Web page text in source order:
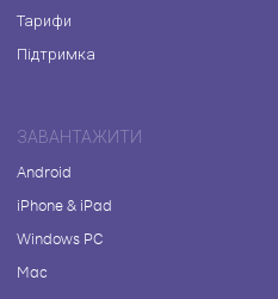
Тарифи
Підтримка
ЗАВАНТАЖИТИ
Android
iPhone & iPad
Windows PC
Mac